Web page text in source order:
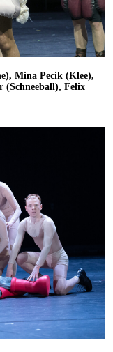
Mina Pecik (Klee),
(Schneeball), Felix